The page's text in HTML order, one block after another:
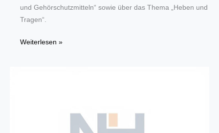
und Gehörschutzmitteln“ sowie über das Thema „Heben und
Tragen“.
„Sicherer
Weiterlesen »